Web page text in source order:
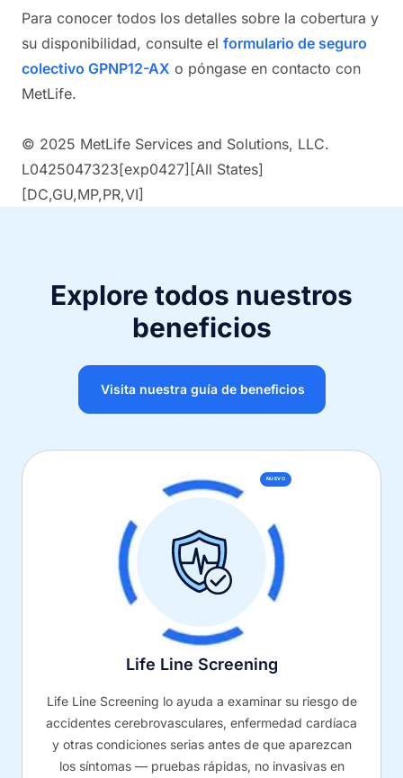
Para conocer todos los detalles sobre la cobertura y
su disponibilidad, consulte el formulario de seguro
colectivo GPNP12-AX o póngase en contacto con
MetLife.
© 2025 MetLife Services and Solutions, LLC.
L0425047323[exp0427][All States]
[DC,GU,MP,PR,VI]
Explore todos nuestros
beneficios
Visita nuestra guía de beneficios
NUEVO
Life Line Screening
Life Line Screening lo ayuda a examinar su riesgo de
accidentes cerebrovasculares, enfermedad cardíaca
y otras condiciones serias antes de que aparezcan
los síntomas — pruebas rápidas, no invasivas en